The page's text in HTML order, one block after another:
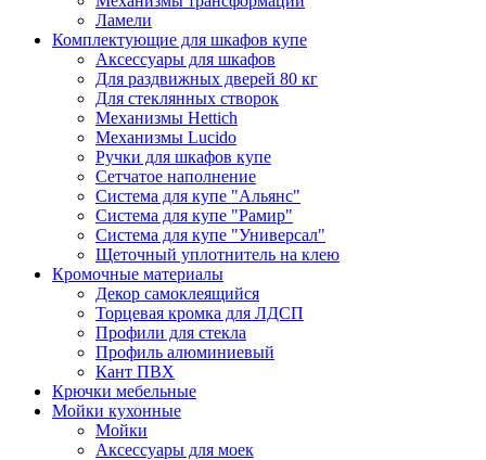
Ламели
Комплектующие для шкафов купе
Аксессуары для шкафов
Для раздвижных дверей 80 кг
Для стеклянных створок
Механизмы Hettich
Механизмы Lucido
Ручки для шкафов купе
Сетчатое наполнение
Система для купе "Альянс"
Система для купе "Рамир"
Система для купе "Универсал"
Щеточный уплотнитель на клею
Кромочные материалы
Декор самоклеящийся
Торцевая кромка для ЛДСП
Профили для стекла
Профиль алюминиевый
Кант ПВХ
Крючки мебельные
Мойки кухонные
Мойки
Аксессуары для моек